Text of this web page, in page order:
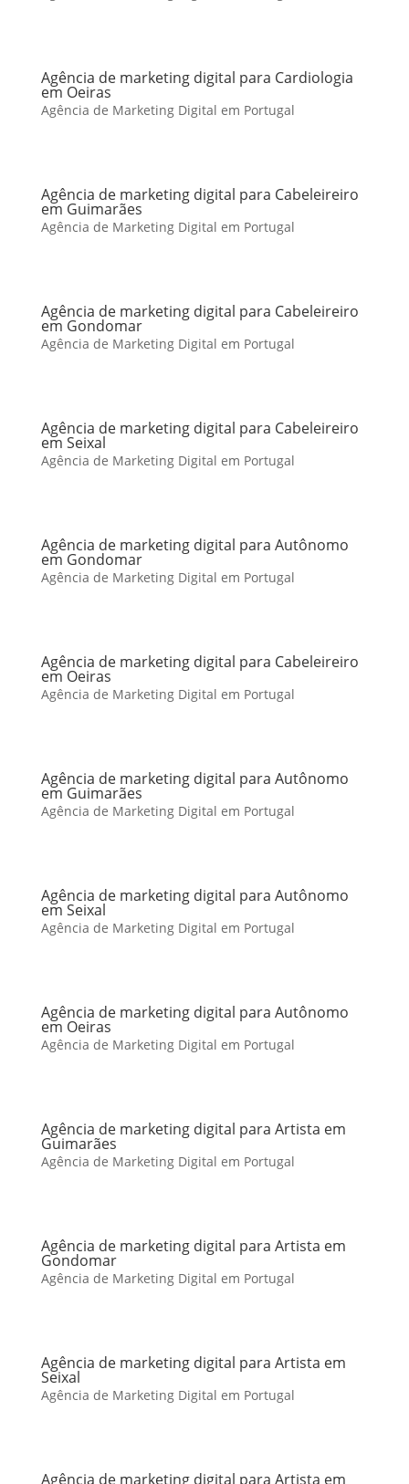
Agência de marketing digital para Cardiologia
em Oeiras
Agência de Marketing Digital em Portugal
Agência de marketing digital para Cabeleireiro
em Guimarães
Agência de Marketing Digital em Portugal
Agência de marketing digital para Cabeleireiro
em Gondomar
Agência de Marketing Digital em Portugal
Agência de marketing digital para Cabeleireiro
em Seixal
Agência de Marketing Digital em Portugal
Agência de marketing digital para Autônomo
em Gondomar
Agência de Marketing Digital em Portugal
Agência de marketing digital para Cabeleireiro
em Oeiras
Agência de Marketing Digital em Portugal
Agência de marketing digital para Autônomo
em Guimarães
Agência de Marketing Digital em Portugal
Agência de marketing digital para Autônomo
em Seixal
Agência de Marketing Digital em Portugal
Agência de marketing digital para Autônomo
em Oeiras
Agência de Marketing Digital em Portugal
Agência de marketing digital para Artista em
Guimarães
Agência de Marketing Digital em Portugal
Agência de marketing digital para Artista em
Gondomar
Agência de Marketing Digital em Portugal
Agência de marketing digital para Artista em
Seixal
Agência de Marketing Digital em Portugal
Agência de marketing digital para Artista em